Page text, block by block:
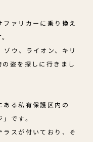
ァリカーに乗り換え
ウ、ライオン、キリ
姿を探しに行きまし
ある私有保護区内の
です。
スが付いており、そ